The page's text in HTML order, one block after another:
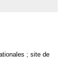
; site de